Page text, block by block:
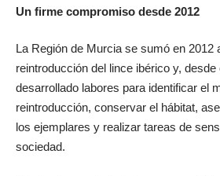
Un firme compromiso desde 2012
La Región de Murcia se sumó en 2012
reintroducción del lince ibérico y,
desarrollado labores para identificar el
reintroducción, conservar el hábitat,
los ejemplares y realizar tareas de
sociedad.